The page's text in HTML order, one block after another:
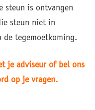
steun is ontvangen
steun niet in
de tegemoetkoming.
je adviseur of bel ons
op je vragen.